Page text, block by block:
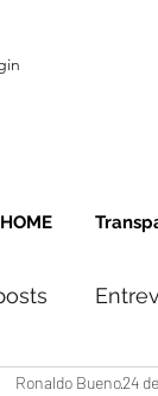
HOME
Ronaldo Bueno24